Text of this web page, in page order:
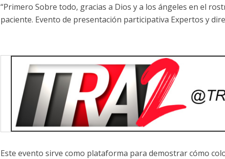
“Primero Sobre todo, gracias a Dios y a los ángeles en el
paciente. Evento de presentación participativa Expertos y
Este evento sirve como plataforma para demostrar cómo